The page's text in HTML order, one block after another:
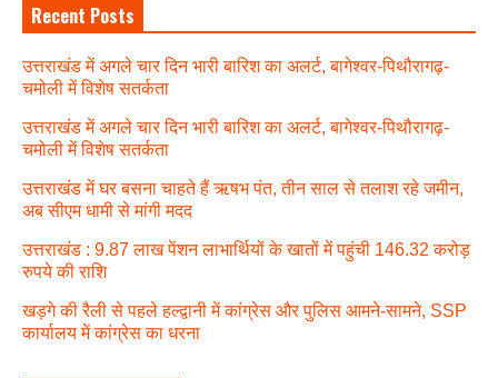
Recent Posts
उत्तराखंड में अगले चार दिन भारी बारिश का अलर्ट, बागेश्वर-पिथौरागढ़-
चमोली में विशेष सतर्कता
उत्तराखंड में अगले चार दिन भारी बारिश का अलर्ट, बागेश्वर-पिथौरागढ़-
चमोली में विशेष सतर्कता
उत्तराखंड में घर बसना चाहते हैं ऋषभ पंत, तीन साल से तलाश रहे जमीन,
अब सीएम धामी से मांगी मदद
उत्तराखंड : 9.87 लाख पेंशन लाभार्थियों के खातों में पहुंची 146.32 करोड़
रुपये की राशि
खड़गे की रैली से पहले हल्द्वानी में कांग्रेस और पुलिस आमने-सामने, SSP
कार्यालय में कांग्रेस का धरना